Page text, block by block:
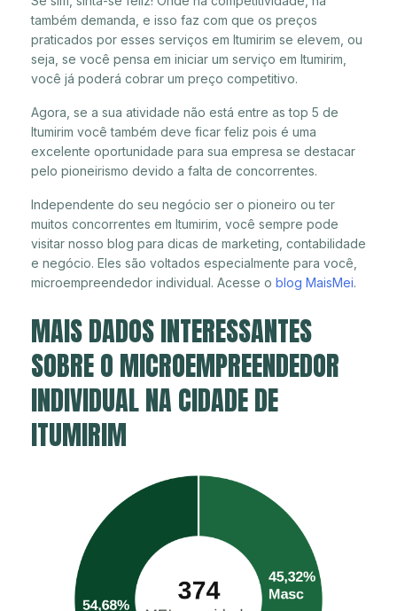
também demanda, e isso faz com que os preços
praticados por esses serviços em Itumirim se elevem, ou
seja, se você pensa em iniciar um serviço em Itumirim,
você já poderá cobrar um preço competitivo.
Agora, se a sua atividade não está entre as top 5 de
Itumirim você também deve ficar feliz pois é uma
excelente oportunidade para sua empresa se destacar
pelo pioneirismo devido a falta de concorrentes.
Independente do seu negócio ser o pioneiro ou ter
muitos concorrentes em Itumirim, você sempre pode
visitar nosso blog para dicas de marketing, contabilidade
e negócio. Eles são voltados especialmente para você,
microempreendedor individual. Acesse o blog MaisMei.
MAIS DADOS INTERESSANTES
SOBRE O MICROEMPREENDEDOR
INDIVIDUAL NA CIDADE DE
ITUMIRIM